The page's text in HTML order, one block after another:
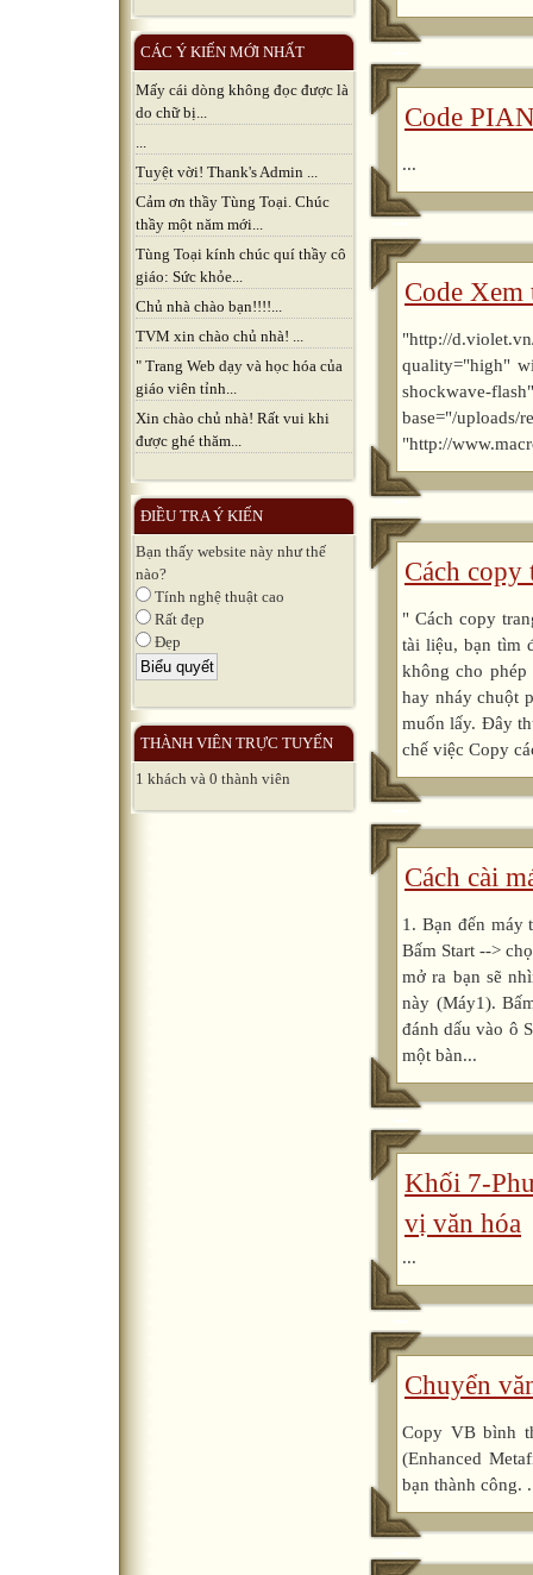
CÁC Ý KIẾN MỚI NHẤT
Mấy cái dòng không đọc được là
do chữ bị...
...
Tuyệt vời! Thank's Admin ...
Cảm ơn thầy Tùng Toại. Chúc
thầy một năm mới...
Tùng Toại kính chúc quí thầy cô
giáo: Sức khỏe...
Chủ nhà chào bạn!!!!...
TVM xin chào chủ nhà! ...
" Trang Web dạy và học hóa của
giáo viên tỉnh...
Xin chào chủ nhà! Rất vui khi
được ghé thăm...
ĐIỀU TRA Ý KIẾN
Bạn thấy website này như thế
nào?
Tính nghệ thuật cao
Rất đẹp
Đẹp
THÀNH VIÊN TRỰC TUYẾN
1 khách và 0 thành viên
Code
...
Code Xem
"http://
quality="high"
shockwave-
base="/
"http://
Cách
" Cách copy
tài liệu, bạn tìm
không cho
hay nháy chuột
muốn lấy. Đây
chế việc Copy
Cách cài
1. Bạn đến máy
Bấm Start -->
mở ra bạn sẽ
này (Máy1).
đánh dấu vào ô
một bàn...
Khối 7-
vị văn hóa
...
Chuyển
Copy VB bình
(Enhanced
bạn thành công.